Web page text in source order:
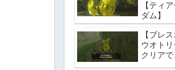
【ティ
ダム】
【ブレ
ウオト
クリア